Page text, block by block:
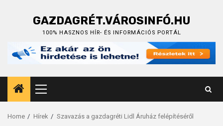
GAZDAGRÉT.VÁROSINFÓ.HU
100% HASZNOS HÍR- ÉS INFORMÁCIÓS PORTÁL
Primary
Menu
Home Hírek Szavazás a gazdagréti Lidl Áruház felépítéséről